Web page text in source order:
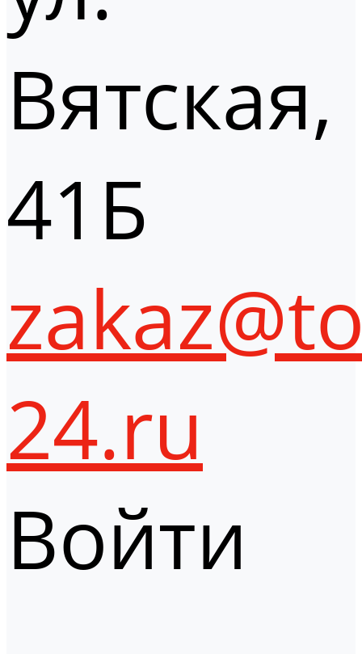
Вятская,
41Б
24.ru
Войти